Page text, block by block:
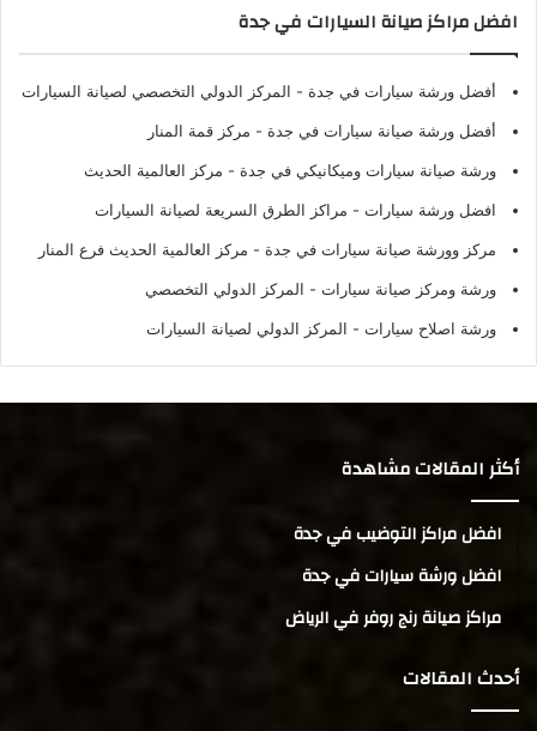
افضل مراكز صيانة السيارات في جدة
أفضل ورشة سيارات في جدة - المركز الدولي التخصصي لصيانة السيارات
أفضل ورشة صيانة سيارات في جدة - مركز قمة المنار
ورشة صيانة سيارات وميكانيكي في جدة - مركز العالمية الحديث
افضل ورشة سيارات - مراكز الطرق السريعة لصيانة السيارات
مركز وورشة صيانة سيارات في جدة - مركز العالمية الحديث فرع المنار
ورشة ومركز صيانة سيارات - المركز الدولي التخصصي
ورشة اصلاح سيارات - المركز الدولي لصيانة السيارات
أكثر المقالات مشاهدة
افضل مراكز التوضيب في جدة
افضل ورشة سيارات في جدة
مراكز صيانة رنج روفر في الرياض
أحدث المقالات